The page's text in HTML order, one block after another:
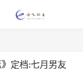
》定档:七月男友